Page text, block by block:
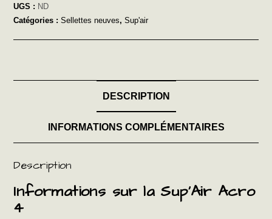
UGS : ND
Catégories :Sellettes neuves,Sup'air
DESCRIPTION
INFORMATIONS COMPLÉMENTAIRES
Description
Informations sur la Sup’Air Acro
4